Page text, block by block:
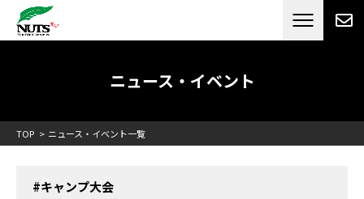
日本最大級のキャンピングカーメーカー
RV[テレビCM放送]
ニュース・イベント
TOP ニュース・イベント一覧
#キャンプ大会